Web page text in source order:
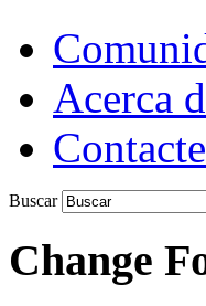
Acerca
Buscar
Change